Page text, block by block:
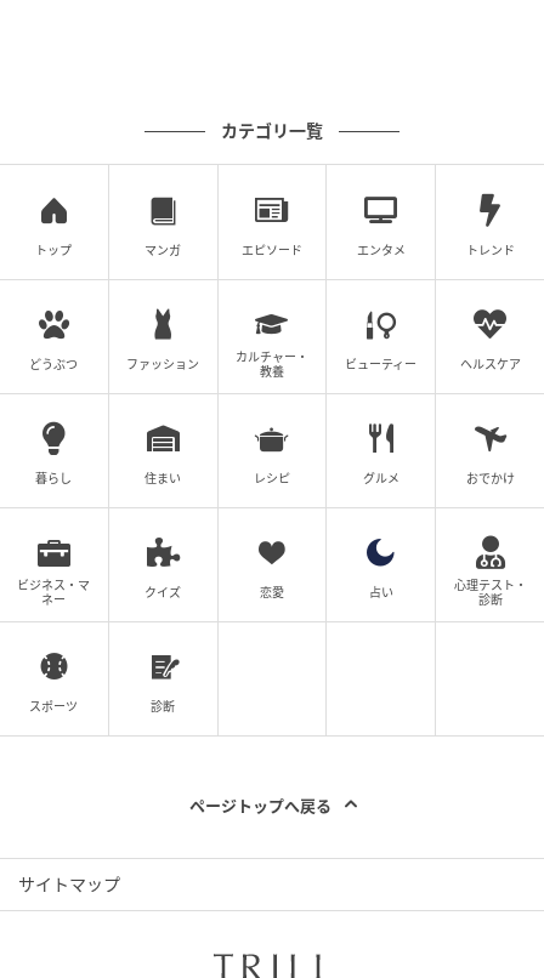
茶筒の使いごこちの良さを体感
「本日のお茶」1200円
茶筒と、急須、湯呑のセットが運ばれてきます。茶匙
で茶葉をすくって急須に入れお湯をそそぐと、お茶の
すがすがしい香りとともに湯気がふわり。茶葉がゆっ
カテゴリ一覧
トップ マンガ エピソード エンタメ トレンド
どうぶつ ファッション
カルチャー・
教養
ビューティー ヘルスケア
暮らし 住まい レシピ グルメ おでかけ
ビジネス・マ
ネー
クイズ 恋愛 占い
心理テスト・
診断
スポーツ 診断
ページトップへ戻る
サイトマップ